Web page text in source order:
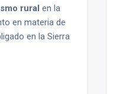
rural en la
en materia de
en la Sierra